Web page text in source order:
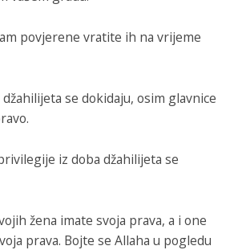
povjerene vratite ih na vrijeme
se dokidaju, osim glavnice
iz doba džahilijeta se
žena imate svoja prava, a i one
prava. Bojte se Allaha u pogledu